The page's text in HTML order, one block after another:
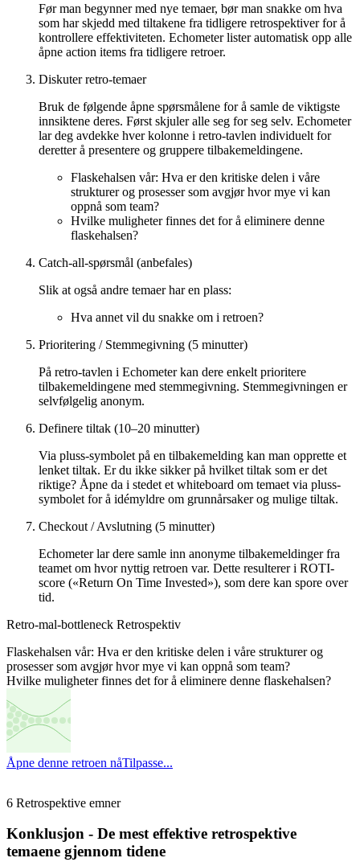
Før man begynner med nye temaer, bør man snakke om hva
som har skjedd med tiltakene fra tidligere retrospektiver for å
kontrollere effektiviteten. Echometer lister automatisk opp alle
åpne action items fra tidligere retroer.
Diskuter retro-temaer
Bruk de følgende åpne spørsmålene for å samle de viktigste
innsiktene deres. Først skjuler alle seg for seg selv. Echometer
lar deg avdekke hver kolonne i retro-tavlen individuelt for
deretter å presentere og gruppere tilbakemeldingene.
Flaskehalsen vår: Hva er den kritiske delen i våre
strukturer og prosesser som avgjør hvor mye vi kan
oppnå som team?
Hvilke muligheter finnes det for å eliminere denne
flaskehalsen?
Catch-all-spørsmål (anbefales)
Slik at også andre temaer har en plass:
Hva annet vil du snakke om i retroen?
Prioritering / Stemmegivning (5 minutter)
På retro-tavlen i Echometer kan dere enkelt prioritere
tilbakemeldingene med stemmegivning. Stemmegivningen er
selvfølgelig anonym.
Definere tiltak (10–20 minutter)
Via pluss-symbolet på en tilbakemelding kan man opprette et
lenket tiltak. Er du ikke sikker på hvilket tiltak som er det
riktige? Åpne da i stedet et whiteboard om temaet via pluss-
symbolet for å idémyldre om grunnårsaker og mulige tiltak.
Checkout / Avslutning (5 minutter)
Echometer lar dere samle inn anonyme tilbakemeldinger fra
teamet om hvor nyttig retroen var. Dette resulterer i ROTI-
score («Return On Time Invested»), som dere kan spore over
tid.
Retro-mal-bottleneck Retrospektiv
Flaskehalsen vår: Hva er den kritiske delen i våre strukturer og
prosesser som avgjør hvor mye vi kan oppnå som team?
Hvilke muligheter finnes det for å eliminere denne flaskehalsen?
Åpne denne retroen nåTilpasse...
6 Retrospektive emner
Konklusjon - De mest effektive retrospektive
temaene gjennom tidene